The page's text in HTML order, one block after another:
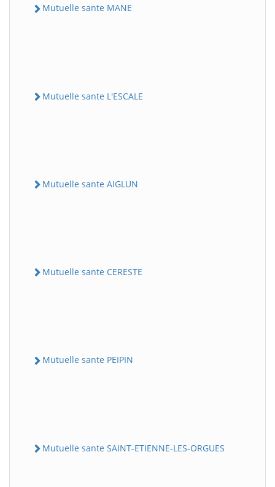
Mutuelle sante MANE
Mutuelle sante L'ESCALE
Mutuelle sante AIGLUN
Mutuelle sante CERESTE
Mutuelle sante PEIPIN
Mutuelle sante SAINT-ETIENNE-LES-ORGUES